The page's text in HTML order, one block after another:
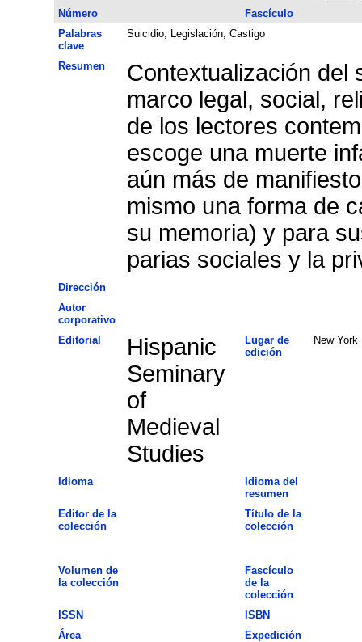
Número
Fascículo
Palabras
clave
Suicidio; Legislación; Castigo
Resumen
Contextualización del
marco legal, social,
de los lectores
escoge una muerte
aún más de
mismo una forma de
su memoria) y para
parias sociales y la
Dirección
Autor
corporativo
Editorial
Hispanic
Seminary
of
Medieval
Studies
Lugar de
edición
New York
Idioma
Idioma del
resumen
Editor de la
colección
Título de la
colección
Volumen de
la colección
Fascículo
de la
colección
ISSN
ISBN
Área
Expedición